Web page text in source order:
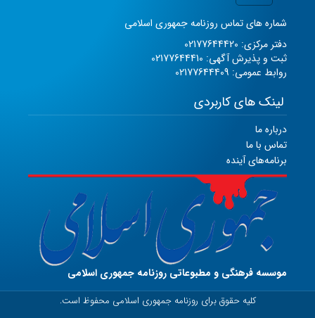
شماره های تماس روزنامه جمهوری اسلامی
دفتر مرکزی: 02177644420
ثبت و پذیرش آگهی: 02177644410
روابط عمومی: 02177644409
لینک های کاربردی
درباره ما
تماس با ما
برنامه‌های آینده
موسسه فرهنگی و مطبوعاتی روزنامه جمهوری اسلامی
کلیه حقوق برای روزنامه جمهوری اسلامی محفوظ است.